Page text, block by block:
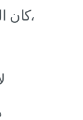
كان المجازُ ينام على ضفَّة النهرِ،